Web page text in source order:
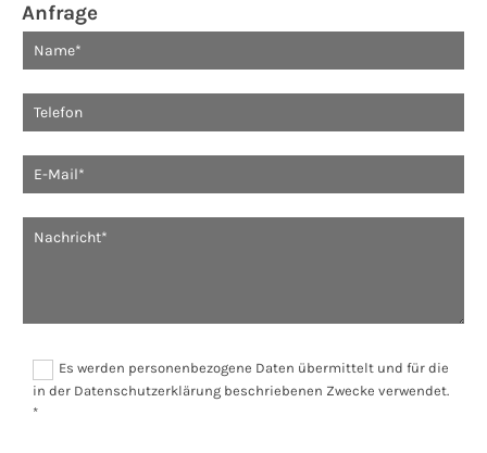
Anfrage
Es werden personenbezogene Daten übermittelt und für die
in der Datenschutzerklärung beschriebenen Zwecke verwendet.
*